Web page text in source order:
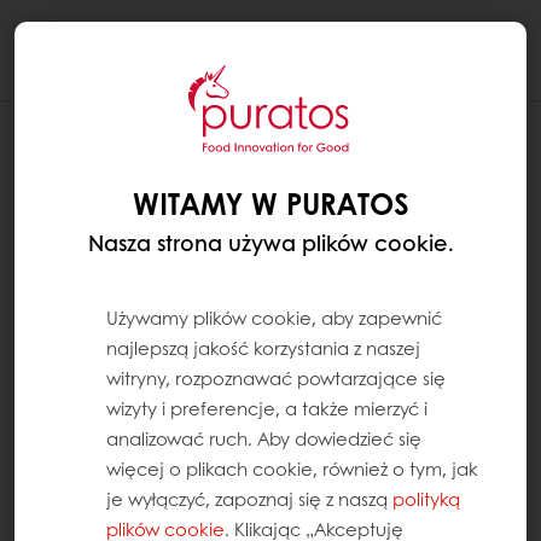
JAK DODAĆ SKRÓT DO MYPURATOS NA
EKRANIE GŁÓWNYM TELEFONU Z
ANDROIDEM
Otwórz stronę MyPuratos w przeglądarce
internetowej (np. Chrome).
Kliknij trzy kropki w prawym górnym rogu
Wybierz opcję „Dodaj do ekranu głównego”.
WITAMY W PURATOS
Nasza strona używa plików cookie.
Używamy plików cookie, aby zapewnić
najlepszą jakość korzystania z naszej
witryny, rozpoznawać powtarzające się
wizyty i preferencje, a także mierzyć i
analizować ruch. Aby dowiedzieć się
więcej o plikach cookie, również o tym, jak
je wyłączyć, zapoznaj się z naszą polityką
plików cookie. Klikając „Akceptuję